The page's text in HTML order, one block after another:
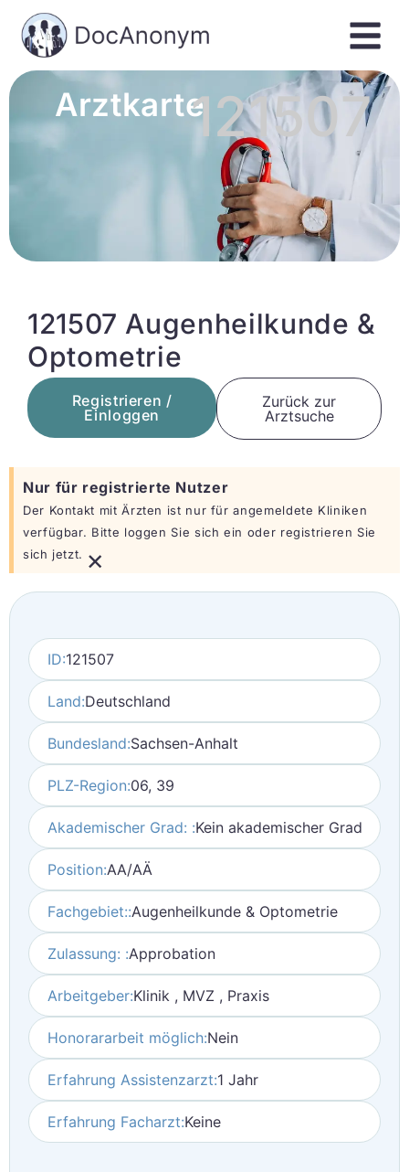
Arztkarte121507
121507 Augenheilkunde &
Optometrie
Registrieren /
Einloggen
Zurück zur
Arztsuche
Nur für registrierte Nutzer
Der Kontakt mit Ärzten ist nur für angemeldete Kliniken
verfügbar. Bitte loggen Sie sich ein oder registrieren Sie
sich jetzt. ×
ID:121507
Land:Deutschland
Bundesland:Sachsen-Anhalt
PLZ-Region:06, 39
Akademischer Grad: :Kein akademischer Grad
Position:AA/AÄ
Fachgebiet::Augenheilkunde & Optometrie
Zulassung: :Approbation
Arbeitgeber:Klinik , MVZ , Praxis
Honorararbeit möglich:Nein
Erfahrung Assistenzarzt:1 Jahr
Erfahrung Facharzt:Keine